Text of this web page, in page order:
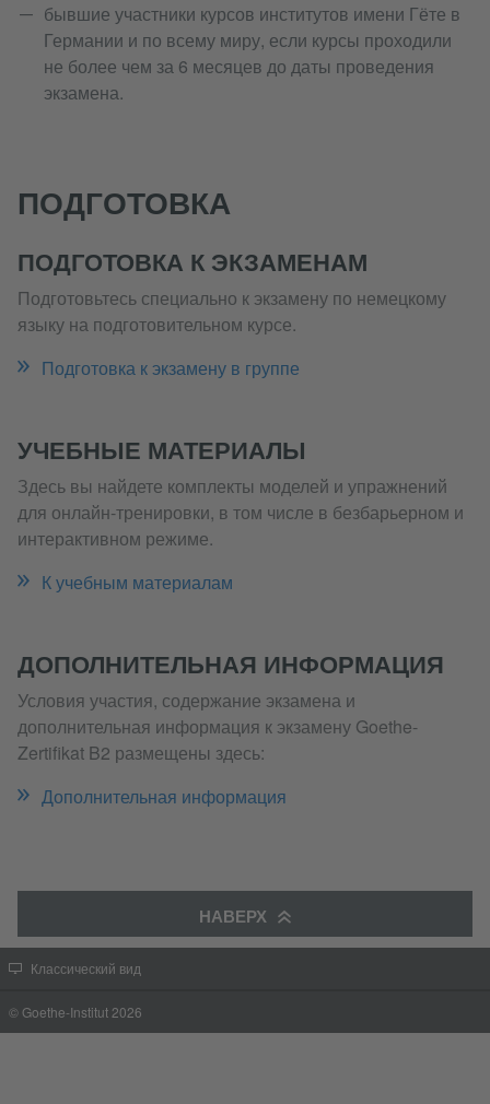
бывшие участники курсов институтов имени Гёте в
Германии и по всему миру, если курсы проходили
не более чем за 6 месяцев до даты проведения
экзамена.
ПОДГОТОВКА
ПОДГОТОВКА К ЭКЗАМЕНАМ
Подготовьтесь специально к экзамену по немецкому
языку на подготовительном курсе.
Подготовка к экзамену в группе
УЧЕБНЫЕ МАТЕРИАЛЫ
Здесь вы найдете комплекты моделей и упражнений
для онлайн-тренировки, в том числе в безбарьерном и
интерактивном режиме.
К учебным материалам
ДОПОЛНИТЕЛЬНАЯ ИНФОРМАЦИЯ
Условия участия, содержание экзамена и
дополнительная информация к экзамену Goethe-
Zertifikat B2 размещены здесь:
Дополнительная информация
НАВЕРХ
Классический вид
© Goethe-Institut 2026